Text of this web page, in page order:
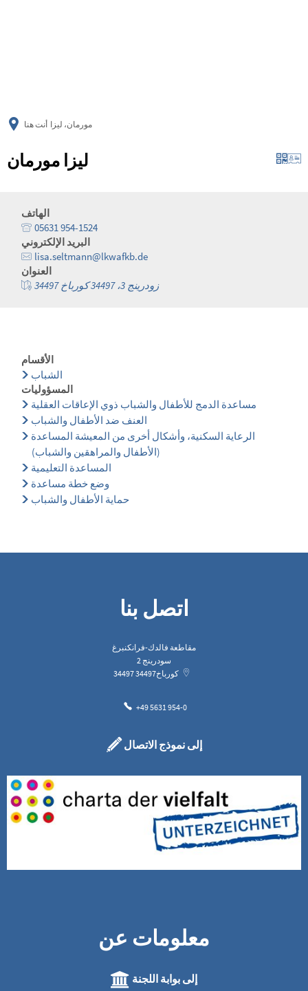
أنت هنا مورمان، ليزا
ليزا مورمان
الهاتف
05631 954-1524
البريد الإلكتروني
lisa.seltmann@lkwafkb.de
العنوان
زودرينج 3، 34497 كورباخ 34497
الأقسام
الشباب
المسؤوليات
مساعدة الدمج للأطفال والشباب ذوي الإعاقات العقلية
العنف ضد الأطفال والشباب
الرعاية السكنية، وأشكال أخرى من المعيشة المساعدة
(الأطفال والمراهقين والشباب)
المساعدة التعليمية
وضع خطة مساعدة
حماية الأطفال والشباب
اتصل بنا
مقاطعة فالدك-فرانكنبرغ
سودرينج 2
34497
كورباخ34497
+49 5631 954-0
إلى نموذج الاتصال
معلومات عن
إلى بوابة اللجنة